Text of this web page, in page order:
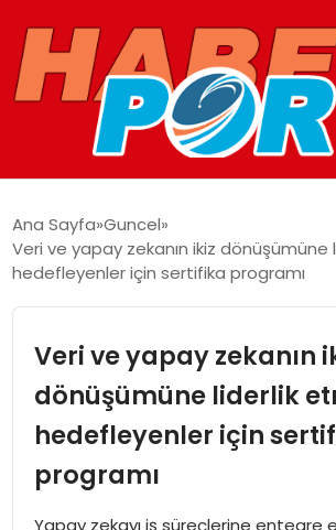
GUNCEL
SPOR
MAGAZIN
Ana Sayfa Guncel
Veri ve yapay zekanın ikiz
hedefleyenler için sertifika programı
Veri ve yapay zekanın
dönüşümüne liderlik
hedefleyenler için
programı
Yapay zekayı iş süreçlerine entegre